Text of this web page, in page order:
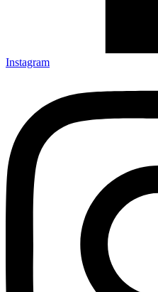
Instagram